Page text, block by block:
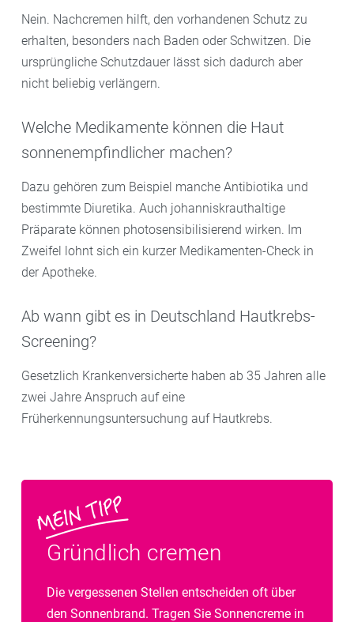
Nein. Nachcremen hilft, den vorhandenen Schutz zu
erhalten, besonders nach Baden oder Schwitzen. Die
ursprüngliche Schutzdauer lässt sich dadurch aber
nicht beliebig verlängern.
Welche Medikamente können die Haut
sonnenempfindlicher machen?
Dazu gehören zum Beispiel manche Antibiotika und
bestimmte Diuretika. Auch johanniskrauthaltige
Präparate können photosensibilisierend wirken. Im
Zweifel lohnt sich ein kurzer Medikamenten-Check in
der Apotheke.
Ab wann gibt es in Deutschland Hautkrebs-
Screening?
Gesetzlich Krankenversicherte haben ab 35 Jahren alle
zwei Jahre Anspruch auf eine
Früherkennungsuntersuchung auf Hautkrebs.
Gründlich cremen
Die vergessenen Stellen entscheiden oft über
den Sonnenbrand. Tragen Sie Sonnencreme in